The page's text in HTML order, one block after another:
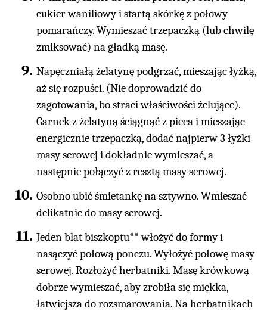
cukier waniliowy i startą skórkę z połowy
pomarańczy. Wymieszać trzepaczką (lub chwilę
zmiksować) na gładką masę.
Napęczniałą żelatynę podgrzać, mieszając łyżką,
aż się rozpuści. (Nie doprowadzić do
zagotowania, bo straci właściwości żelujące).
Garnek z żelatyną ściągnąć z pieca i mieszając
energicznie trzepaczką, dodać najpierw 3 łyżki
masy serowej i dokładnie wymieszać, a
następnie połączyć z resztą masy serowej.
Osobno ubić śmietankę na sztywno. Wmieszać
delikatnie do masy serowej.
Jeden blat biszkoptu** włożyć do formy i
nasączyć połową ponczu. Wyłożyć połowę masy
serowej. Rozłożyć herbatniki. Masę krówkową
dobrze wymieszać, aby zrobiła się miękka,
łatwiejsza do rozsmarowania. Na herbatnikach